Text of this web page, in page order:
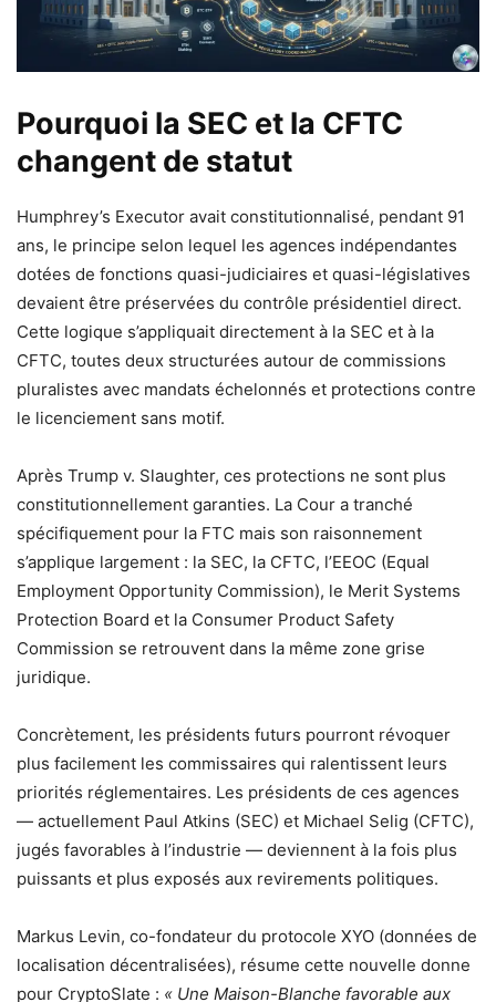
Pourquoi la SEC et la CFTC
changent de statut
Humphrey’s Executor avait constitutionnalisé, pendant 91
ans, le principe selon lequel les agences indépendantes
dotées de fonctions quasi-judiciaires et quasi-législatives
devaient être préservées du contrôle présidentiel direct.
Cette logique s’appliquait directement à la SEC et à la
CFTC, toutes deux structurées autour de commissions
pluralistes avec mandats échelonnés et protections contre
le licenciement sans motif.
Après Trump v. Slaughter, ces protections ne sont plus
constitutionnellement garanties. La Cour a tranché
spécifiquement pour la FTC mais son raisonnement
s’applique largement : la SEC, la CFTC, l’EEOC (Equal
Employment Opportunity Commission), le Merit Systems
Protection Board et la Consumer Product Safety
Commission se retrouvent dans la même zone grise
juridique.
Concrètement, les présidents futurs pourront révoquer
plus facilement les commissaires qui ralentissent leurs
priorités réglementaires. Les présidents de ces agences
— actuellement Paul Atkins (SEC) et Michael Selig (CFTC),
jugés favorables à l’industrie — deviennent à la fois plus
puissants et plus exposés aux revirements politiques.
Markus Levin, co-fondateur du protocole XYO (données de
localisation décentralisées), résume cette nouvelle donne
pour CryptoSlate : « Une Maison-Blanche favorable aux